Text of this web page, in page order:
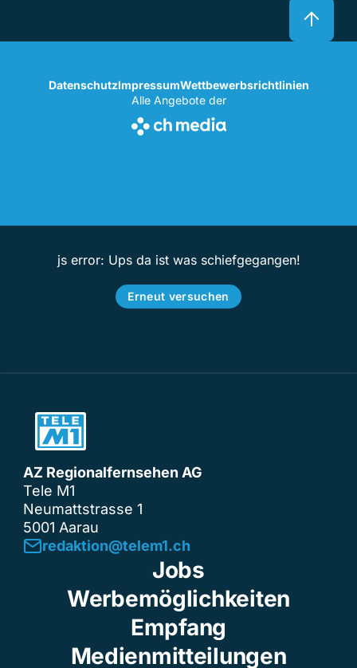
DatenschutzImpressumWettbewerbsrichtlinien
Alle Angebote der
js error: Ups da ist was schiefgegangen!
Erneut versuchen
AZ Regionalfernsehen AG
Tele M1
Neumattstrasse 1
5001 Aarau
redaktion@telem1.ch
Jobs
Werbemöglichkeiten
Empfang
Medienmitteilungen